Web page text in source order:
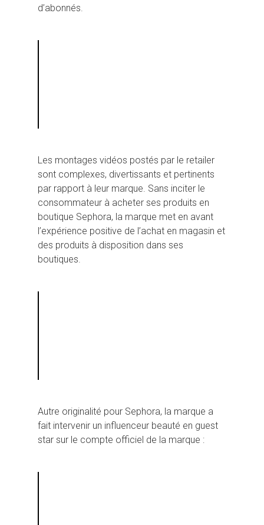
d’abonnés.
Les montages vidéos postés par le retailer
sont complexes, divertissants et pertinents
par rapport à leur marque. Sans inciter le
consommateur à acheter ses produits en
boutique Sephora, la marque met en avant
l’expérience positive de l’achat en magasin et
des produits à disposition dans ses
boutiques.
Autre originalité pour Sephora, la marque a
fait intervenir un influenceur beauté en guest
star sur le compte officiel de la marque :